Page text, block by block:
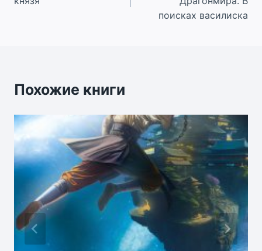
поисках василиска
Похожие книги